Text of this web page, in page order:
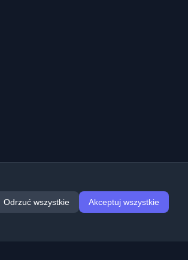
Odrzuć wszystkie Akceptuj wszystkie